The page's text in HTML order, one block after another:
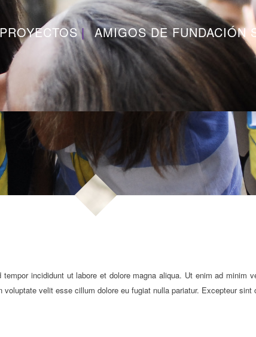
PROYECTOS AMIGOS DE FUNDACIÓN
incididunt ut labore et dolore magna aliqua. Ut enim ad minim
velit esse cillum dolore eu fugiat nulla pariatur. Excepteur